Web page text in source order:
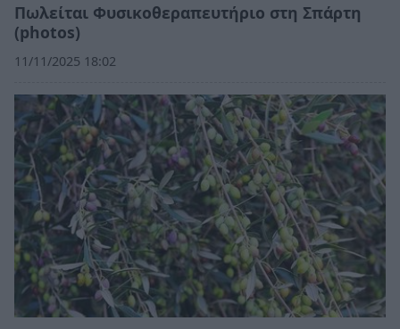
Πωλείται Φυσικοθεραπευτήριο στη Σπάρτη
(photos)
11/11/2025 18:02